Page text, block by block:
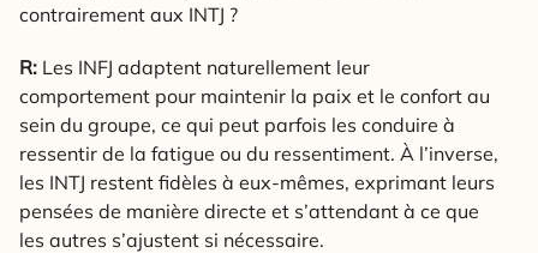
contrairement aux INTJ ?
R: Les INFJ adaptent naturellement leur
comportement pour maintenir la paix et le confort au
sein du groupe, ce qui peut parfois les conduire à
ressentir de la fatigue ou du ressentiment. À l’inverse,
les INTJ restent fidèles à eux-mêmes, exprimant leurs
pensées de manière directe et s’attendant à ce que
les autres s’ajustent si nécessaire.